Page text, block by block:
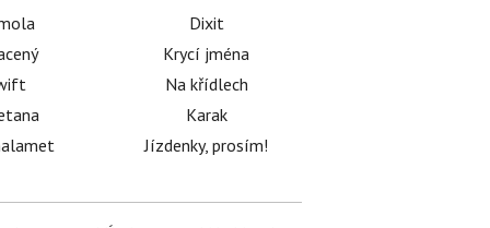
Dixit
Krycí jména
Na křídlech
Karak
Jízdenky, prosím!